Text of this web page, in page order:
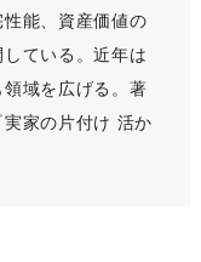
能、資産価値の
ている。近年は
域を広げる。著
家の片付け 活か